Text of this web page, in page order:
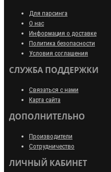
Для парсинга
О нас
Информация о доставке
Политика безопасности
Условия соглашения
СЛУЖБА ПОДДЕРЖКИ
Связаться с нами
Карта сайта
ДОПОЛНИТЕЛЬНО
Производители
Сотрудничество
ЛИЧНЫЙ КАБИНЕТ